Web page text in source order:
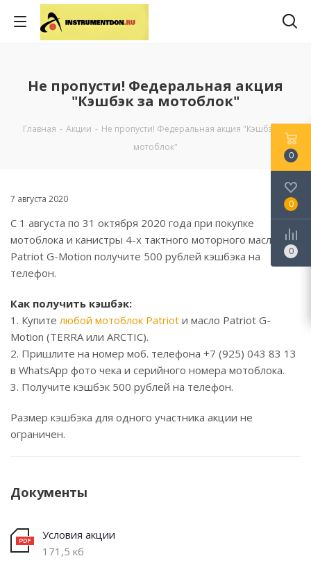
Не пропусти! Федеральная акция
"Кэшбэк за мотоблок"
Главная - Акции - Не пропусти! Федеральная акция "Кэшбэк за
мотоблок"
7 августа 2020
С 1 августа по 31 октября 2020 года при покупке
мотоблока и канистры 4-х тактного моторного масла
Patriot G-Motion получите 500 рублей кэшбэка на
телефон.
Как получить кэшбэк:
1. Купителюбой мотоблок Patriot и масло Patriot G-
Motion (TERRA или ARCTIC).
2. Пришлите на номер моб. телефона +7 (925) 043 83 13
в WhatsApp фото чека и серийного номера мотоблока.
3. Получите кэшбэк 500 рублей на телефон.
Размер кэшбэка для одного участника акции не
ограничен.
Документы
Условия акции
171,5 кб
0
0
0